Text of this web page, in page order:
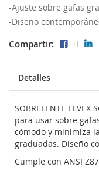
-Ajuste sobre gafas
-Diseño
Compartir:
Detalles
SOBRELENTE
para usar sobre
cómodo y minimiza
graduadas. Diseño
Cumple con ANSI